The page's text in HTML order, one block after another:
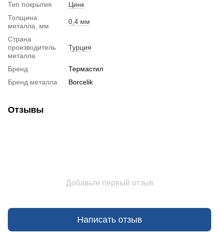
Тип покрытия
Цинк
Толщина
металла, мм
0,4 мм
Страна
производитель
металла
Турция
Бренд
Термастил
Бренд металла
Borcelik
Отзывы
Добавьте первый отзыв
Написать отзыв